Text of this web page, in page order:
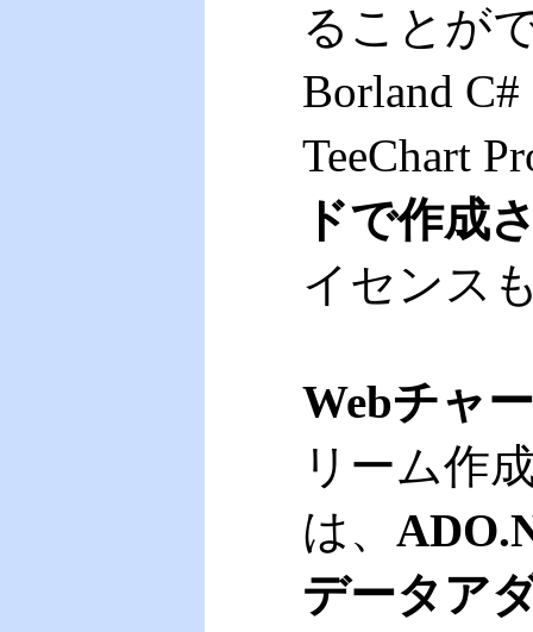
ることが
Borland
TeeChart
ドで作成
イセンス
Webチャ
リーム作
は、
データア